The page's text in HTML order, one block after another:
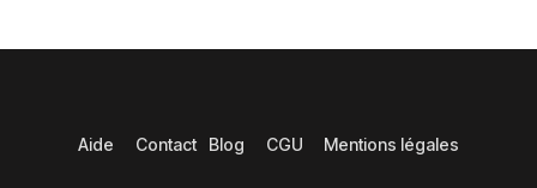
Aide Contact Blog CGU Mentions légales